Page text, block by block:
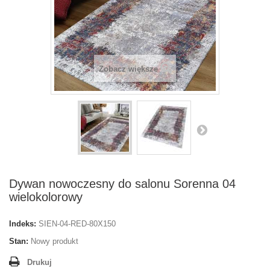
Zobacz większe
Dywan nowoczesny do salonu Sorenna 04
wielokolorowy
Indeks: SIEN-04-RED-80X150
Stan: Nowy produkt
Drukuj